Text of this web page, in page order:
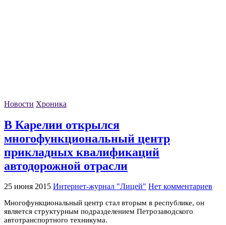
Новости Хроника
В Карелии открылся
многофункциональный центр
прикладных квалификаций
автодорожной отрасли
25 июня 2015 Интернет-журнал "Лицей" Нет комментариев
Многофункциональный центр стал вторым в республике, он
является структурным подразделением Петрозаводского
автотранспортного техникума.